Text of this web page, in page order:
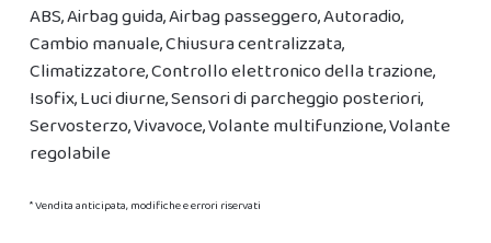
ABS, Airbag guida, Airbag passeggero, Autoradio,
Cambio manuale, Chiusura centralizzata,
Climatizzatore, Controllo elettronico della trazione,
Isofix, Luci diurne, Sensori di parcheggio posteriori,
Servosterzo, Vivavoce, Volante multifunzione, Volante
regolabile
* Vendita anticipata, modifiche e errori riservati